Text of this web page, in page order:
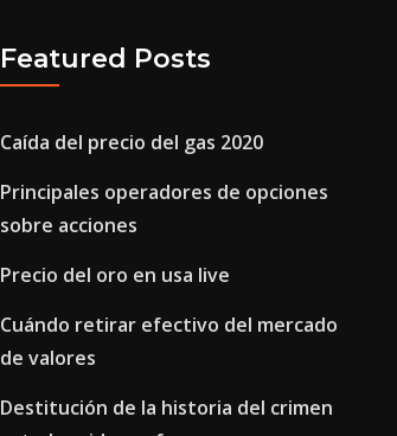
Featured Posts
Caída del precio del gas 2020
Principales operadores de opciones
sobre acciones
Precio del oro en usa live
Cuándo retirar efectivo del mercado
de valores
Destitución de la historia del crimen